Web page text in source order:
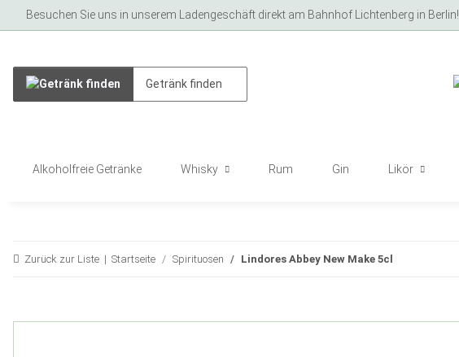
Besuchen Sie uns in unserem Ladengeschäft direkt am Bahnhof Lichtenberg in Berlin!
Alkoholfreie Getränke Whisky Rum Gin Likör
Zurück zur Liste Startseite Spirituosen Lindores Abbey New Make 5cl